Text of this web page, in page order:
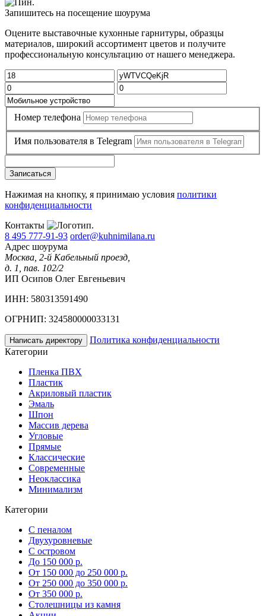
Запишитесь на посещение шоурума
Оцените выставочные кухонные гарнитуры, образцы
материалов, широкий ассортимент цветов и получите
профессиональную консультацию от нашего менеджера.
Номер телефона
Имя пользователя в Telegram
Записаться
Нажимая на кнопку, я принимаю условия политики
конфиденциальности
Контакты
8 495 777-91-93 order@kuhnimilana.ru
Адрес шоурума
Москва, 2-й Кабельный проезд,
д. 1, пав. 102/2
ИП Осипов Олег Евгеньевич
ИНН: 580313591490
ОГРНИП: 324580000033131
Написать директору
Политика конфиденциальности
Категории
Пленка ПВХ
Пластик
Акриловый пластик
Эмаль
Шпон
Массив дерева
Угловые
Прямые
Классические
Современные
Неоклассика
Минимализм
Категории
С пеналом
Двухуровневые
С островом
До 150 000 р.
От 150 000 до 250 000 р.
От 250 000 до 350 000 р.
От 350 000 р.
Столешницы из камня